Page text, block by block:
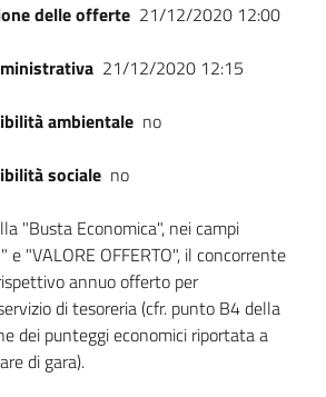
delle offerte 21/12/2020 12:00
21/12/2020 12:15
ambientale no
sociale no
"Busta Economica", nei campi
e "VALORE OFFERTO", il concorrente
annuo offerto per
di tesoreria (cfr. punto B4 della
dei punteggi economici riportata a
di gara).